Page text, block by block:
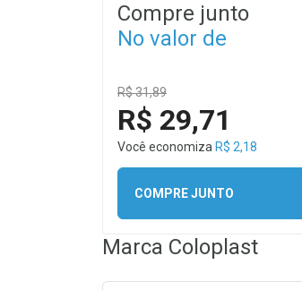
Compre junto
No valor de
R$ 31,89
R$ 29,71
Você economiza R$ 2,18
COMPRE JUNTO
Marca Coloplast